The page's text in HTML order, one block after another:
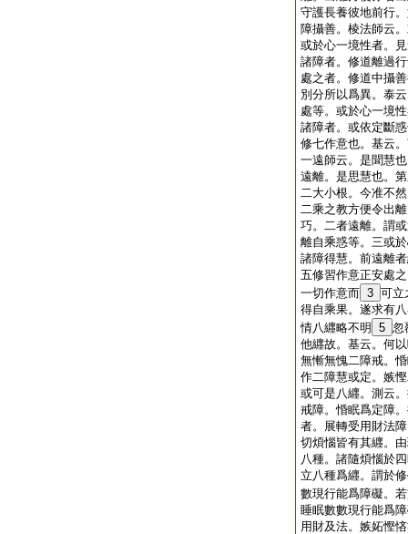
守護長養彼地前行
障攝善。棱法師云
或於心一境性者。
諸障者。修道離過
處之者。修道中攝
別分所以爲異。泰
處等。或於心一境
諸障者。或依定斷
修七作意也。基云
一遠師云。是聞慧
遠離。是思慧也。
二大小根。今准不
二乘之教方便令出
巧。二者遠離。謂
離自乘惑等。三或
諸障得慧。前遠離
五修習作意正安處
一切作意而 3 可立
得自乘果。遂求有
情八纒略不明
5 忽
他纒故。基云。何
無慚無愧二障戒。
作二障慧或定。嫉
或可是八纒。測云
戒障。惛眠爲定障
者。展轉受用財法
切煩惱皆有其纒。
八種。諸隨煩惱於
立八種爲纒。謂於
數現行能爲障礙。
睡眠數數現行能爲
用財及法。嫉妬慳